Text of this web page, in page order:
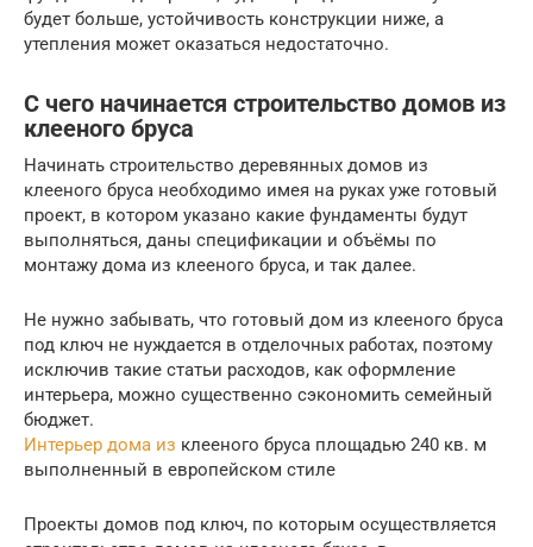
будет больше, устойчивость конструкции ниже, а
утепления может оказаться недостаточно.
С чего начинается строительство домов из
клееного бруса
Начинать строительство деревянных домов из
клееного бруса необходимо имея на руках уже готовый
проект, в котором указано какие фундаменты будут
выполняться, даны спецификации и объёмы по
монтажу дома из клееного бруса, и так далее.
Не нужно забывать, что готовый дом из клееного бруса
под ключ не нуждается в отделочных работах, поэтому
исключив такие статьи расходов, как оформление
интерьера, можно существенно сэкономить семейный
бюджет.
Интерьер дома из клееного бруса площадью 240 кв. м
выполненный в европейском стиле
Проекты домов под ключ, по которым осуществляется